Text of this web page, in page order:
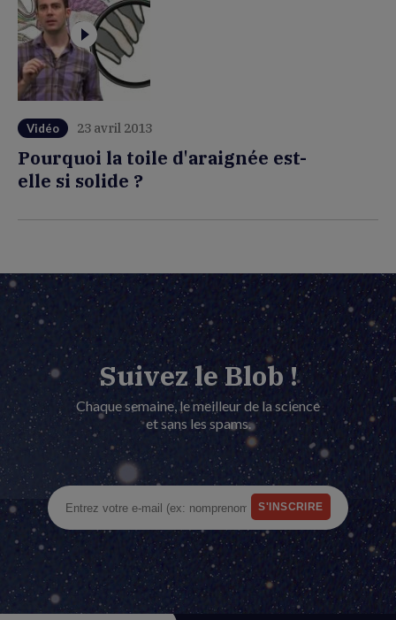
Vidéo 23 avril 2013
Pourquoi la toile d'araignée est-
elle si solide ?
Suivez le Blob !
Chaque semaine, le meilleur de la science
et sans les spams.